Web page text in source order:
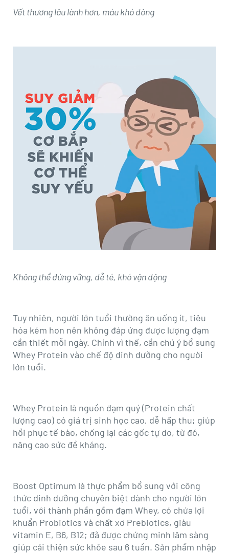
Vết thương lâu lành hơn, máu khó đông
Không thể đứng vững, dễ té, khó vận động
Tuy nhiên, người lớn tuổi thường ăn uống ít, tiêu
hóa kém hơn nên không đáp ứng được lượng đạm
cần thiết mỗi ngày. Chính vì thế, cần chú ý bổ sung
Whey Protein vào chế độ dinh dưỡng cho người
lớn tuổi.
Whey Protein là nguồn đạm quý (Protein chất
lượng cao) có giá trị sinh học cao, dễ hấp thu; giúp
hồi phục tế bào, chống lại các gốc tự do, từ đó,
nâng cao sức đề kháng.
Boost Optimum là thực phẩm bổ sung với công
thức dinh dưỡng chuyên biệt dành cho người lớn
tuổi, với thành phần gồm đạm Whey, có chứa lợi
khuẩn Probiotics và chất xơ Prebiotics, giàu
vitamin E, B6, B12; đã được chứng minh lâm sàng
giúp cải thiện sức khỏe sau 6 tuần. Sản phẩm nhập